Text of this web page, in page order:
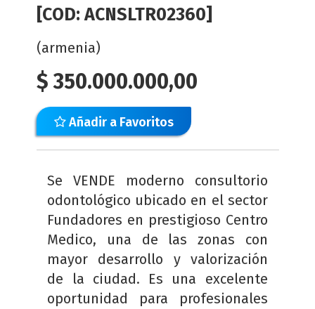
[COD: ACNSLTR02360]
(armenia)
$350.000.000,00
Añadir a Favoritos
Se VENDE moderno consultorio
odontológico ubicado en el sector
Fundadores en prestigioso Centro
Medico, una de las zonas con
mayor desarrollo y valorización
de la ciudad. Es una excelente
oportunidad para profesionales